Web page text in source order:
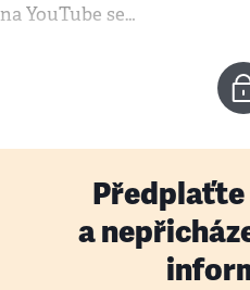
na YouTube se…
Předplaťte
a